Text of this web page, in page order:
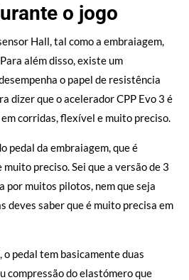
o jogo
Hall, tal como a embraiagem,
além disso, existe um
o papel de resistência
dizer que o acelerador CPP Evo 3 é
corridas, flexível e muito preciso.
pedal da embraiagem, que é
preciso. Sei que a versão de 3
por muitos pilotos, nem que seja
deves saber que é muito precisa em
o pedal tem basicamente duas
compressão do elastómero que